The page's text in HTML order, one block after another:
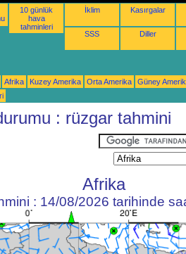
10 günlük
hava
tahminleri
İklim Kasırgalar
SSS Diller
Afrika Kuzey Amerika Orta Amerika
Güney
: rüzgar tahmini
Afrika
: 14/08/2026 tarihinde